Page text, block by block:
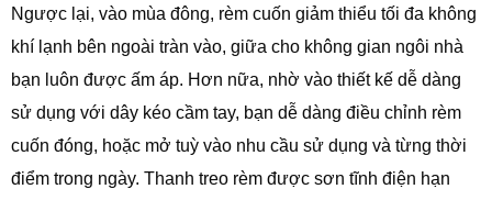
Ngược lại, vào mùa đông, rèm cuốn giảm thiểu tối đa không
khí lạnh bên ngoài tràn vào, giữa cho không gian ngôi nhà
bạn luôn được ấm áp. Hơn nữa, nhờ vào thiết kế dễ dàng
sử dụng với dây kéo cầm tay, bạn dễ dàng điều chỉnh rèm
cuốn đóng, hoặc mở tuỳ vào nhu cầu sử dụng và từng thời
điểm trong ngày. Thanh treo rèm được sơn tĩnh điện hạn